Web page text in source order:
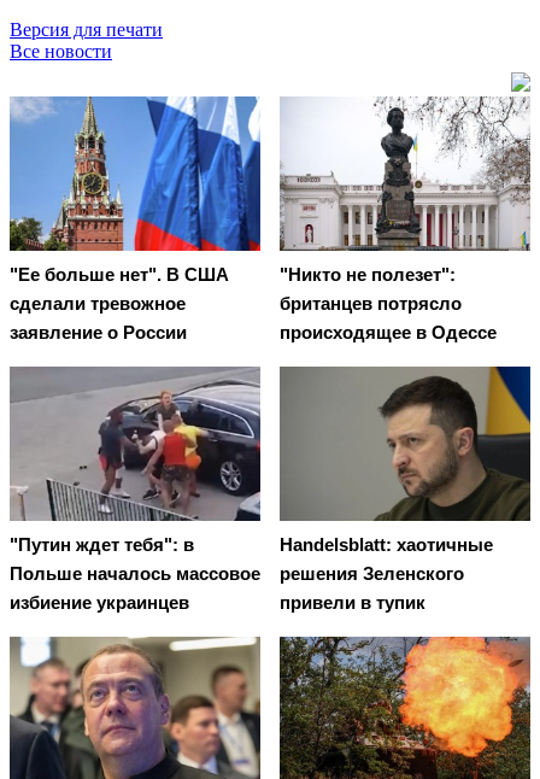
Версия для печати
Все новости
"Ее больше нет". В США
сделали тревожное
заявление о России
"Никто не полезет":
британцев потрясло
происходящее в Одессе
"Путин ждет тебя": в
Польше началось массовое
избиение украинцев
Handelsblatt: хаотичные
решения Зеленского
привели в тупик